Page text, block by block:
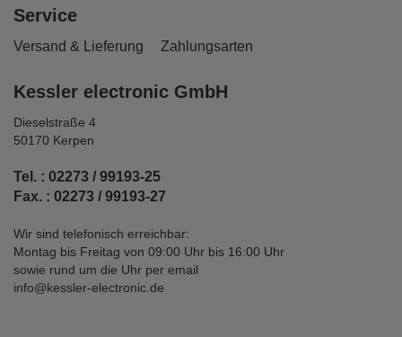
Service
Versand & Lieferung Zahlungsarten
Kessler electronic GmbH
Dieselstraße 4
50170 Kerpen
Tel. : 02273 / 99193-25
Fax. : 02273 / 99193-27
Wir sind telefonisch erreichbar:
Montag bis Freitag von 09:00 Uhr bis 16:00 Uhr
sowie rund um die Uhr per email
info@kessler-electronic.de